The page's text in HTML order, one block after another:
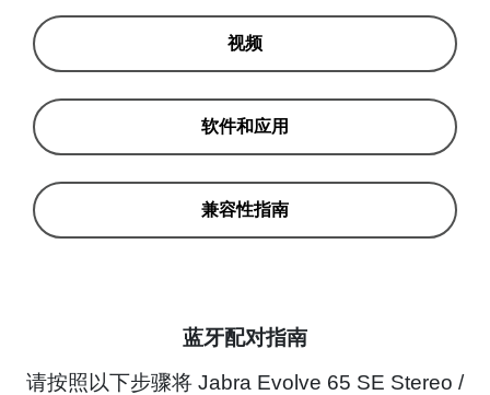
视频
软件和应用
兼容性指南
蓝牙配对指南
请按照以下步骤将 Jabra Evolve 65 SE Stereo /